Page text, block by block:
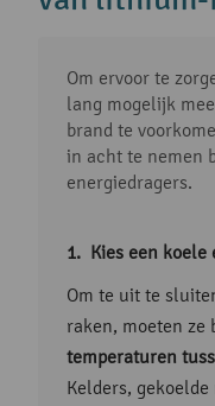
Om ervoor te
lang mogelijk
brand te
in acht te nemen
energiedragers.
Kies een koele
Om te uit te
raken, moeten ze
temperaturen
Kelders,